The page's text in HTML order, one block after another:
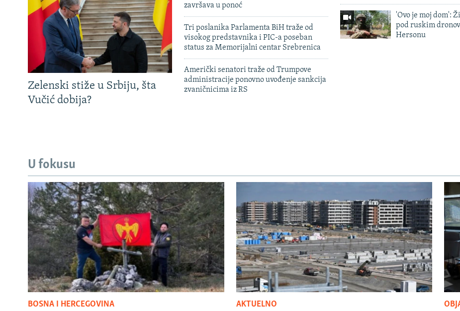
Zelenski stiže u Srbiju, šta
Vučić dobija?
završava u ponoć
Tri poslanika Parlamenta BiH traže od
visokog predstavnika i PIC-a poseban
status za Memorijalni centar Srebrenica
Američki senatori traže od Trumpove
administracije ponovno uvođenje sankcija
zvaničnicima iz RS
'Ovo je moj dom':
pod ruskim
Hersonu
U fokusu
BOSNA I HERCEGOVINA AKTUELNO